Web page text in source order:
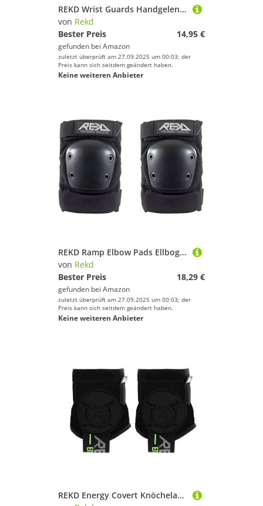
REKD Wrist Guards Handgelenkschützer, L
von Rekd
Bester Preis
14,95 €
gefunden bei Amazon
zuletzt überprüft am 27.09.2025 um 00:03; der
Preis kann sich seitdem geändert haben.
Keine weiteren Anbieter
REKD Ramp Elbow Pads Ellbogenschutz schwarz schwarz, Medium
von Rekd
Bester Preis
18,29 €
gefunden bei Amazon
zuletzt überprüft am 27.09.2025 um 00:03; der
Preis kann sich seitdem geändert haben.
Keine weiteren Anbieter
REKD Energy Covert Knöchelaufprallschutz, mit exklusivem Energy-Schaum für überlegenen Aufprallschutz, bequeme, schlanke Passform, perfekt für BMX, Skateboard, Roller, MTB, Rollschuh und mehr